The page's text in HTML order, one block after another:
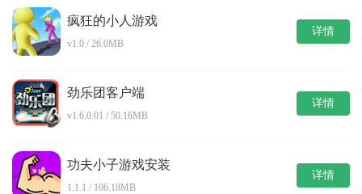
疯狂的小人游戏
v1.0 / 26.0MB
详情
劲乐团客户端
v1.6.0.01 / 50.16MB
详情
功夫小子游戏安装
1.1.1 / 106.18MB
详情